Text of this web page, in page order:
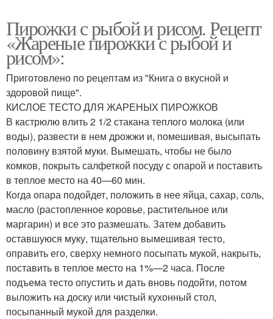
Пирожки с рыбой и рисом. Рецепт
«Жареные пирожки с рыбой и
рисом»:
Приготовлено по рецептам из "Книга о вкусной и
здоровой пище".
КИСЛОЕ ТЕСТО ДЛЯ ЖАРЕНЫХ ПИРОЖКОВ
В кастрюлю влить 2 1/2 стакана теплого мо­лока (или
воды), развести в нем дрожжи и, помешивая, высыпать
половину взятой муки. Вымешать, чтобы не было
комков, покрыть салфеткой посуду с опарой и поставить
в теплое место на 40—60 мин.
Когда опара подойдет, положить в нее яйца, сахар, соль,
масло (растопленное коровье, растительное или
маргарин) и все это размешать. Затем добавить
оставшуюся муку, тщательно вы­мешивая тесто,
оправить его, сверху немного посыпать мукой, накрыть,
поставить в теп­лое место на 1%—2 часа. После
подъема тесто опустить и дать вновь подойти, потом
выложить на доску или чистый кухонный стол,
посыпанный мукой для разделки.